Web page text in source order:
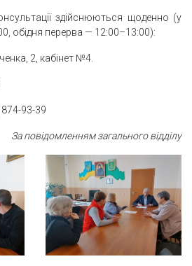
здійснюються щоденно (у
обідня перерва — 12:00–13:00):
2, кабінет №4.
93-39
За повідомленням загального відділу